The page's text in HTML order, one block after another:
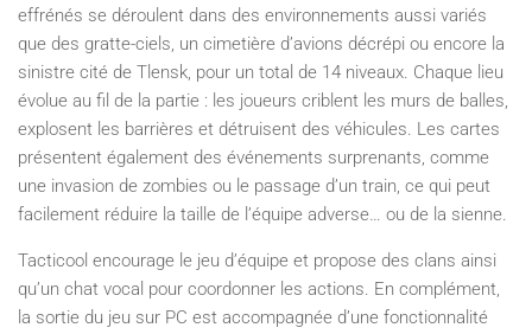
effrénés se déroulent dans des environnements aussi variés
que des gratte-ciels, un cimetière d’avions décrépi ou encore la
sinistre cité de Tlensk, pour un total de 14 niveaux. Chaque lieu
évolue au fil de la partie : les joueurs criblent les murs de balles,
explosent les barrières et détruisent des véhicules. Les cartes
présentent également des événements surprenants, comme
une invasion de zombies ou le passage d’un train, ce qui peut
facilement réduire la taille de l’équipe adverse… ou de la sienne.
Tacticool encourage le jeu d’équipe et propose des clans ainsi
qu’un chat vocal pour coordonner les actions. En complément,
la sortie du jeu sur PC est accompagnée d’une fonctionnalité